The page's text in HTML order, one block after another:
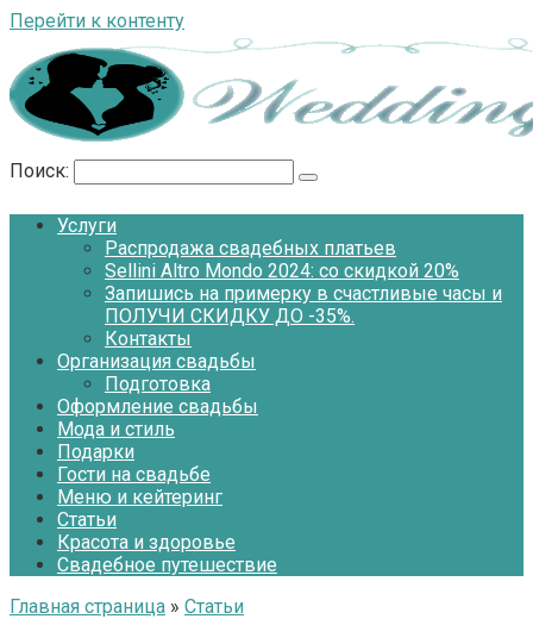
Перейти к контенту
Поиск:
Услуги
Распродажа свадебных платьев
Sellini Altro Mondo 2024: со скидкой 20%
Запишись на примерку в счастливые часы и
ПОЛУЧИ СКИДКУ ДО -35%.
Контакты
Организация свадьбы
Подготовка
Оформление свадьбы
Мода и стиль
Подарки
Гости на свадьбе
Меню и кейтеринг
Статьи
Красота и здоровье
Свадебное путешествие
Главная страница » Статьи